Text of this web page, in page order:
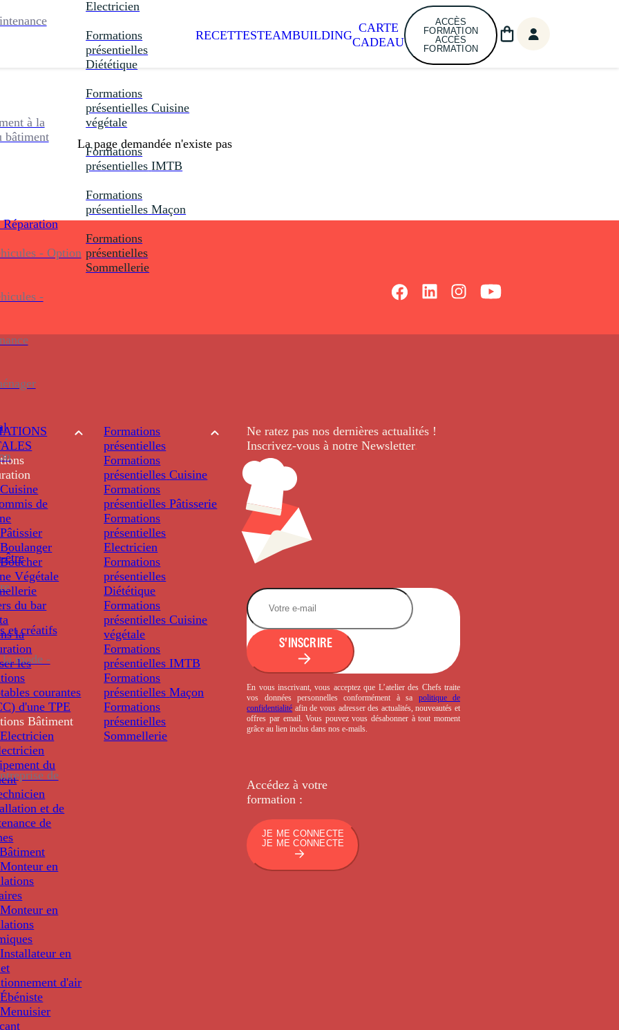
à la
bâtiment
- Option
-
être
et créatifs
mode -
de
Electricien
Formations
présentielles
Diététique
Formations
présentielles Cuisine
végétale
Formations
présentielles IMTB
Formations
présentielles Maçon
Formations
présentielles
Sommellerie
RECETTESTEAMBUILDING
CARTE
CADEAU
ACCÈS
FORMATION
ACCÈS
FORMATION
La page demandée n'existe pas
de
Végétale
du bar
la
les
courantes
d'une TPE
Bâtiment
du
et de
de
en
en
en
d'air
Formations
présentielles
Formations
présentielles Cuisine
Formations
présentielles Pâtisserie
Formations
présentielles
Electricien
Formations
présentielles
Diététique
Formations
présentielles Cuisine
végétale
Formations
présentielles IMTB
Formations
présentielles Maçon
Formations
présentielles
Sommellerie
Ne ratez pas nos dernièresactualités !
Inscrivez-vous à notre Newsletter.
S'INSCRIRE
En vous inscrivant, vous acceptez que L’atelier des Chefs traite
vos données personnelles conformément à sa politique de
confidentialité afin de vous adresser des actualités, nouveautés et
offres par email. Vous pouvez vous désabonner à tout moment
grâce au lien inclus dans nos e-mails.
Accédez à votre
formation :
JE ME CONNECTE
JE ME CONNECTE